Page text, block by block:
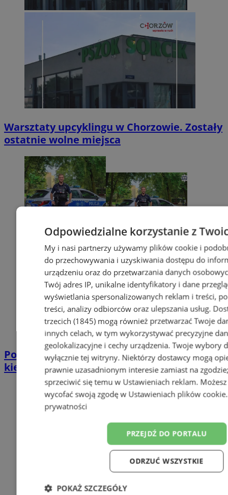
Warsztaty upcyklingu w Chorzowie. Zostały
ostatnie wolne miejsca
Policjant po służbie zatrzymał pijanego
kierowcę. Miał prawie 2 promile
Odpowiedzialne korzystanie z
My i nasi partnerzy używamy plików cookie i
do przechowywania i uzyskiwania dostępu do
urządzeniu oraz do przetwarzania danych
Twój adres IP, unikalne identyfikatory i dane
wyświetlania spersonalizowanych reklam i treści,
treści, analizy odbiorców oraz ulepszania usług.
trzecich (1845) mogą również przetwarzać Twoje
innych celach, w tym wykorzystywać precyzyjne
geolokalizacyjne i cechy urządzenia. Twoje wybory
wyłącznie tej witryny. Niektórzy dostawcy mogą
prawnie uzasadnionym interesie zamiast na
sprzeciwić się temu w Ustawieniach reklam.
wycofać swoją zgodę w Ustawieniach plików cookie
prywatności
PRZEJDŹ DO PORTALU
ODRZUĆ WSZYSTKIE
POKAŻ SZCZEGÓŁY